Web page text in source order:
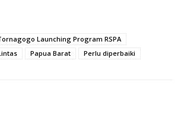
Launching Program RSPA
Papua Barat Perlu diperbaiki